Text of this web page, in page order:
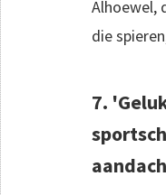
Alhoewel,
die
7.